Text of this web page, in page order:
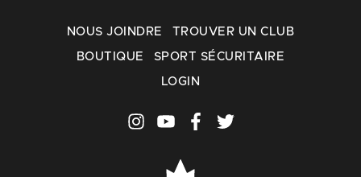
NOUS JOINDRE TROUVER UN CLUB
BOUTIQUE SPORT SÉCURITAIRE
LOGIN